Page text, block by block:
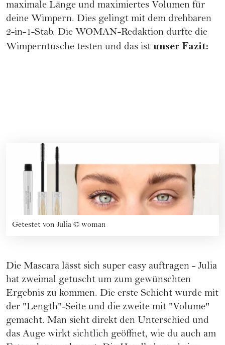
maximale Länge und maximiertes Volumen für
deine Wimpern. Dies gelingt mit dem drehbaren
2-in-1-Stab. Die WOMAN-Redaktion durfte die
Wimperntusche testen und das ist unser Fazit:
Getestet von Julia © woman
Die Mascara lässt sich super easy auftragen - Julia
hat zweimal getuscht um zum gewünschten
Ergebnis zu kommen. Die erste Schicht wurde mit
der "Length"-Seite und die zweite mit "Volume"
gemacht. Man sieht direkt den Unterschied und
das Auge wirkt sichtlich geöffnet, wie du auch am